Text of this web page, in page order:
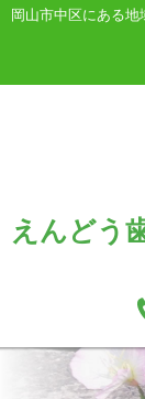
岡山市中区にある
えんどう